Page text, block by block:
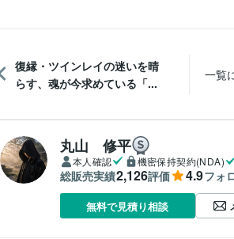
復縁・ツインレイの迷いを晴
らす、魂が今求めている「...
一覧
丸山 修平
本人確認 機密保持契約(NDA)
総販売実績2,126評価 4.9フォ
無料で見積り相談